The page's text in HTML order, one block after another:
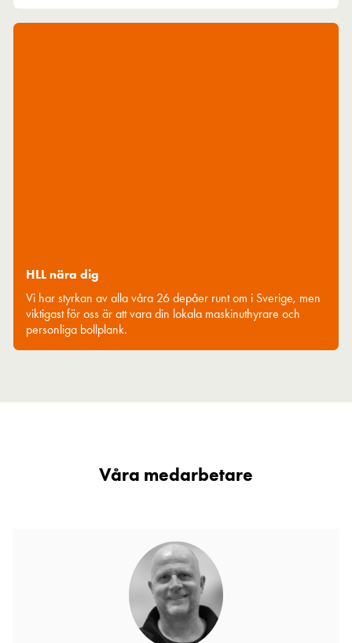
HLL nära dig
Vi har styrkan av alla våra 26 depåer runt om i Sverige, men
viktigast för oss är att vara din lokala maskinuthyrare och
personliga bollplank.
Våra medarbetare